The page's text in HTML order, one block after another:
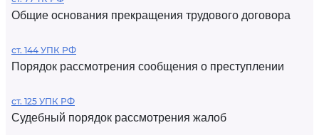
Общие основания прекращения трудового договора
ст. 144 УПК РФ
Порядок рассмотрения сообщения о преступлении
ст. 125 УПК РФ
Судебный порядок рассмотрения жалоб